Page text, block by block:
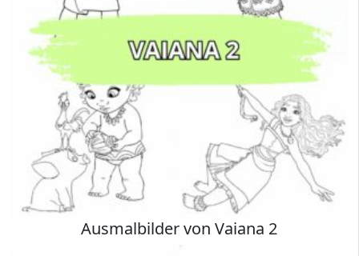
Ausmalbilder von Vaiana 2